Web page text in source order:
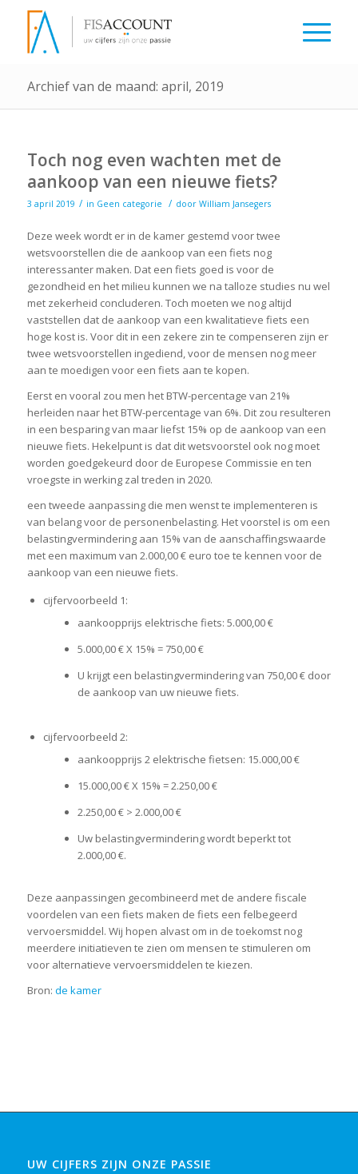
Archief van de maand: april, 2019
Toch nog even wachten met de
aankoop van een nieuwe fiets?
3 april 2019 / in Geen categorie / door William Jansegers
Deze week wordt er in de kamer gestemd voor twee
wetsvoorstellen die de aankoop van een fiets nog
interessanter maken. Dat een fiets goed is voor de
gezondheid en het milieu kunnen we na talloze studies nu wel
met zekerheid concluderen. Toch moeten we nog altijd
vaststellen dat de aankoop van een kwalitatieve fiets een
hoge kost is. Voor dit in een zekere zin te compenseren zijn er
twee wetsvoorstellen ingediend, voor de mensen nog meer
aan te moedigen voor een fiets aan te kopen.
Eerst en vooral zou men het BTW-percentage van 21%
herleiden naar het BTW-percentage van 6%. Dit zou resulteren
in een besparing van maar liefst 15% op de aankoop van een
nieuwe fiets. Hekelpunt is dat dit wetsvoorstel ook nog moet
worden goedgekeurd door de Europese Commissie en ten
vroegste in werking zal treden in 2020.
een tweede aanpassing die men wenst te implementeren is
van belang voor de personenbelasting. Het voorstel is om een
belastingvermindering aan 15% van de aanschaffingswaarde
met een maximum van 2.000,00 € euro toe te kennen voor de
aankoop van een nieuwe fiets.
cijfervoorbeeld 1:
aankoopprijs elektrische fiets: 5.000,00 €
5.000,00 € X 15% = 750,00 €
U krijgt een belastingvermindering van 750,00 € door
de aankoop van uw nieuwe fiets.
cijfervoorbeeld 2:
aankoopprijs 2 elektrische fietsen: 15.000,00 €
15.000,00 € X 15% = 2.250,00 €
2.250,00 € > 2.000,00 €
Uw belastingvermindering wordt beperkt tot
2.000,00 €.
Deze aanpassingen gecombineerd met de andere fiscale
voordelen van een fiets maken de fiets een felbegeerd
vervoersmiddel. Wij hopen alvast om in de toekomst nog
meerdere initiatieven te zien om mensen te stimuleren om
voor alternatieve vervoersmiddelen te kiezen.
Bron: de kamer
UW CIJFERS ZIJN ONZE PASSIE